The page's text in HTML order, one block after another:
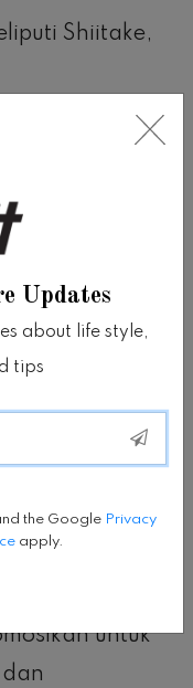
Shiitake,
telah
mengobati
dan maitake
jamur
dapat
kekebalan
untuk
Updates
about life style,
tips
the Google Privacy
apply.